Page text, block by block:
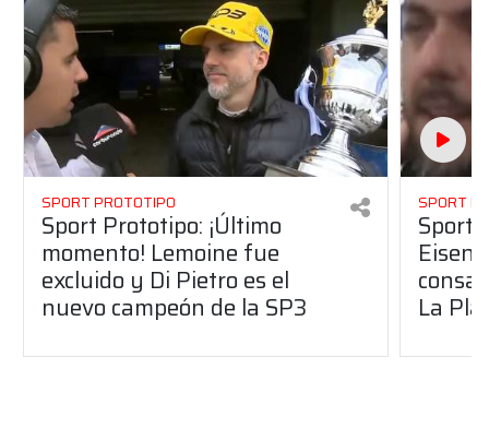
SPORT PROTOTIPO
Sport Prototipo: ¡Último
momento! Lemoine fue
excluido y Di Pietro es el
nuevo campeón de la SP3
SPORT
Sport
La